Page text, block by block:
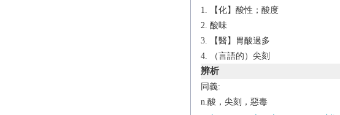
【化】酸性；酸度
酸味
【醫】胃酸過多
（言語的）尖刻
辨析
同義:
n.酸，尖刻，惡毒